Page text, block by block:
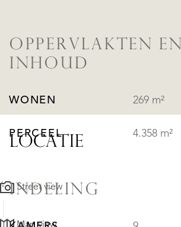
OPPERVLAKTEN EN
INHOUD
WONEN 269 m²
PERCEEL 4.358 m²
INDELING
LOCATIE
Street view